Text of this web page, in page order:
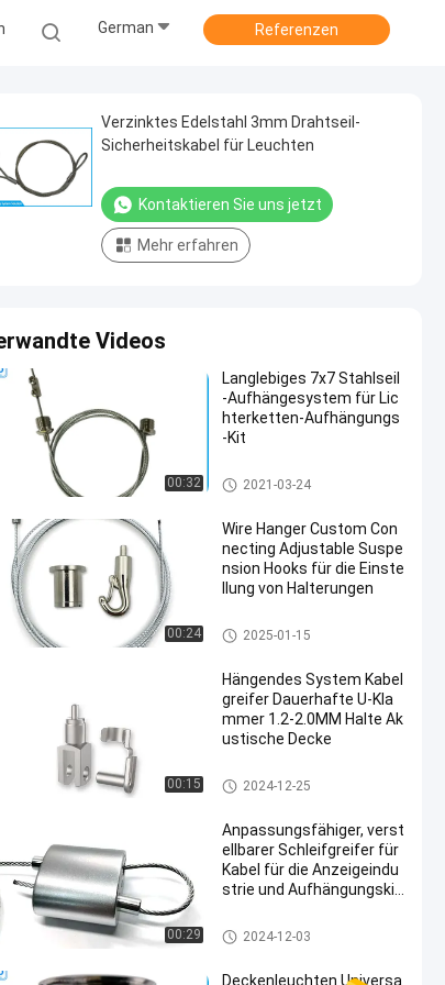
German Referenzen
Verzinktes Edelstahl 3mm Drahtseil-
Sicherheitskabel für Leuchten
Kontaktieren Sie uns jetzt
Mehr erfahren
Videos
00:32
Langlebiges 7x7 Stahlseil
-Aufhängesystem für Lic
hterketten-Aufhängungs
-Kit
Kabelsperrkit
2021-03-24
00:24
Wire Hanger Custom Con
necting Adjustable Suspe
nsion Hooks für die Einste
llung von Halterungen
Akustische Deckenfederung
2025-01-15
00:15
Hängendes System Kabel
greifer Dauerhafte U-Kla
mmer 1.2-2.0MM Halte Ak
ustische Decke
mit einer Breite von mehr als 2
0 mm
2024-12-25
00:29
Anpassungsfähiger, verst
ellbarer Schleifgreifer für
Kabel für die Anzeigeindu
strie und Aufhängungskit
Kabelschleifengreifer
2024-12-03
Deckenleuchten Universa